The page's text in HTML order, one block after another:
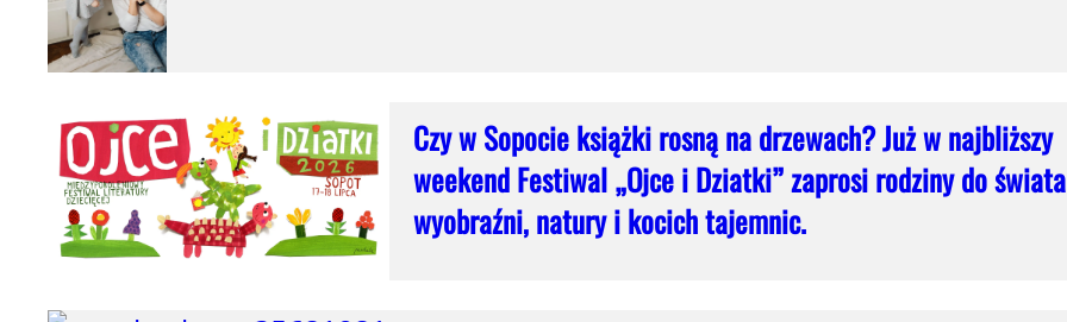
Czy w Sopocie książki rosną na drzewach? Już w najbliższy
weekend Festiwal „Ojce i Dziatki” zaprosi rodziny do świata
wyobraźni, natury i kocich tajemnic.